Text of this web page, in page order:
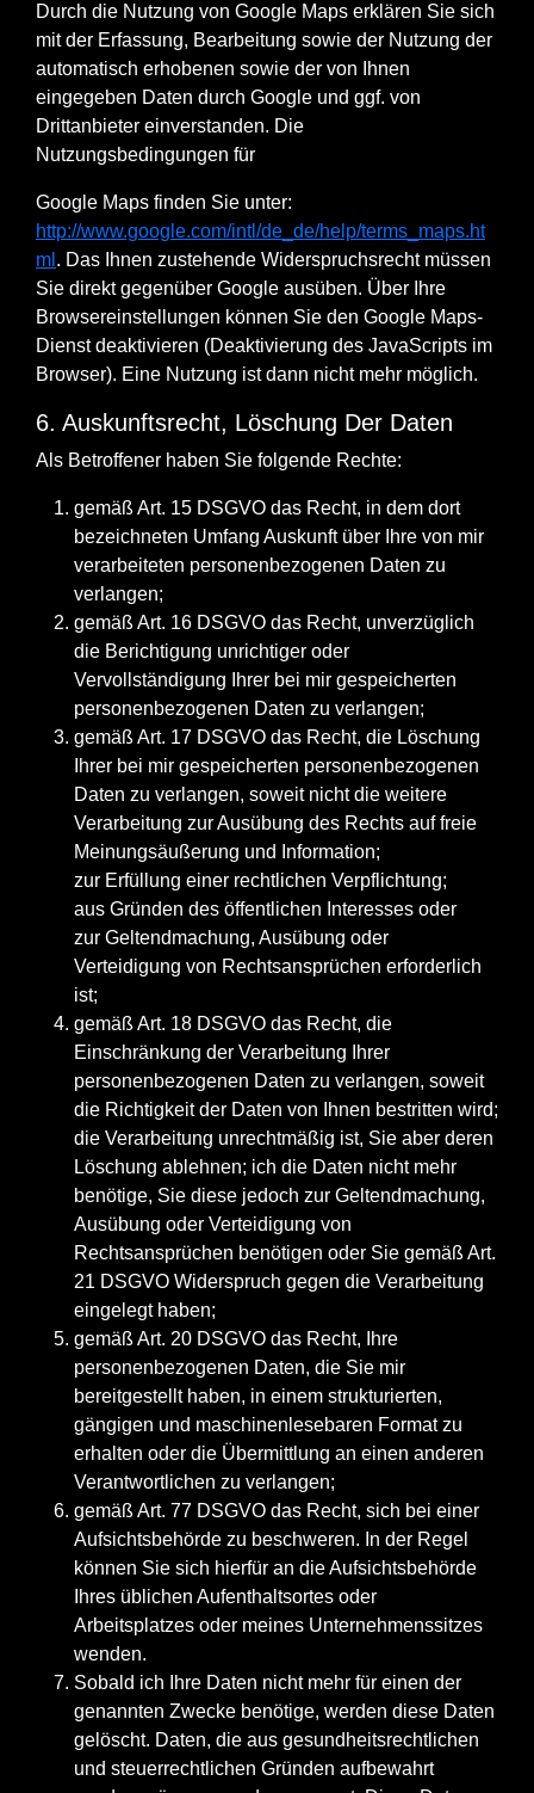
Durch die Nutzung von Google Maps erklären Sie sich
mit der Erfassung, Bearbeitung sowie der Nutzung der
automatisch erhobenen sowie der von Ihnen
eingegeben Daten durch Google und ggf. von
Drittanbieter einverstanden. Die
Nutzungsbedingungen für
Google Maps finden Sie unter:
http://www.google.com/intl/de_de/help/terms_maps.ht
ml . Das Ihnen zustehende Widerspruchsrecht müssen
Sie direkt gegenüber Google ausüben. Über Ihre
Browsereinstellungen können Sie den Google Maps-
Dienst deaktivieren (Deaktivierung des JavaScripts im
Browser). Eine Nutzung ist dann nicht mehr möglich.
6. Auskunftsrecht, Löschung Der Daten
Als Betroffener haben Sie folgende Rechte:
gemäß Art. 15 DSGVO das Recht, in dem dort
bezeichneten Umfang Auskunft über Ihre von mir
verarbeiteten personenbezogenen Daten zu
verlangen;
gemäß Art. 16 DSGVO das Recht, unverzüglich
die Berichtigung unrichtiger oder
Vervollständigung Ihrer bei mir gespeicherten
personenbezogenen Daten zu verlangen;
gemäß Art. 17 DSGVO das Recht, die Löschung
Ihrer bei mir gespeicherten personenbezogenen
Daten zu verlangen, soweit nicht die weitere
Verarbeitung zur Ausübung des Rechts auf freie
Meinungsäußerung und Information;
zur Erfüllung einer rechtlichen Verpflichtung;
aus Gründen des öffentlichen Interesses oder
zur Geltendmachung, Ausübung oder
Verteidigung von Rechtsansprüchen erforderlich
ist;
gemäß Art. 18 DSGVO das Recht, die
Einschränkung der Verarbeitung Ihrer
personenbezogenen Daten zu verlangen, soweit
die Richtigkeit der Daten von Ihnen bestritten wird;
die Verarbeitung unrechtmäßig ist, Sie aber deren
Löschung ablehnen; ich die Daten nicht mehr
benötige, Sie diese jedoch zur Geltendmachung,
Ausübung oder Verteidigung von
Rechtsansprüchen benötigen oder Sie gemäß Art.
21 DSGVO Widerspruch gegen die Verarbeitung
eingelegt haben;
gemäß Art. 20 DSGVO das Recht, Ihre
personenbezogenen Daten, die Sie mir
bereitgestellt haben, in einem strukturierten,
gängigen und maschinenlesebaren Format zu
erhalten oder die Übermittlung an einen anderen
Verantwortlichen zu verlangen;
gemäß Art. 77 DSGVO das Recht, sich bei einer
Aufsichtsbehörde zu beschweren. In der Regel
können Sie sich hierfür an die Aufsichtsbehörde
Ihres üblichen Aufenthaltsortes oder
Arbeitsplatzes oder meines Unternehmenssitzes
wenden.
Sobald ich Ihre Daten nicht mehr für einen der
genannten Zwecke benötige, werden diese Daten
gelöscht. Daten, die aus gesundheitsrechtlichen
und steuerrechtlichen Gründen aufbewahrt